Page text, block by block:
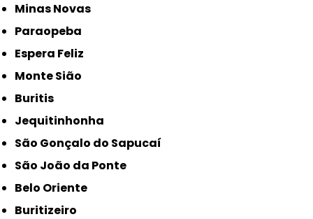
Minas Novas
Paraopeba
Espera Feliz
Monte Sião
Buritis
Jequitinhonha
São Gonçalo do Sapucaí
São João da Ponte
Belo Oriente
Buritizeiro